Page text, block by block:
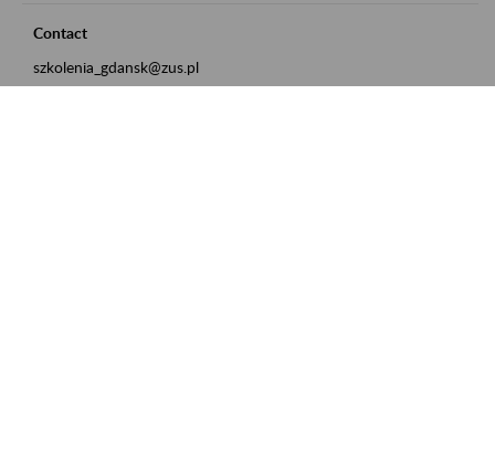
Contact
szkolenia_gdansk@zus.pl